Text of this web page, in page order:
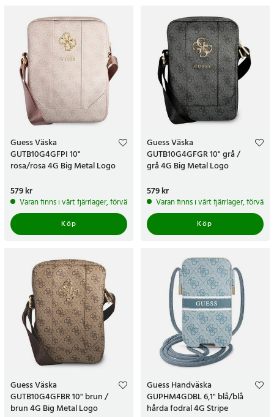
Guess Väska
GUTB10G4GFPI 10"
rosa/rosa 4G Big Metal Logo
Pris:579 kr
579 kr
Varan finns i vårt fjärrlager, förväntas skickas inom 5-7 arbetsdagar
Köp
Guess Väska
GUTB10G4GFGR 10" grå /
grå 4G Big Metal Logo
Pris:579 kr
579 kr
Varan finns i vårt fjärrlager,
Köp
Guess Väska
GUTB10G4GFBR 10" brun /
brun 4G Big Metal Logo
Guess Handväska
GUPHM4GDBL 6,1" blå/blå
hårda fodral 4G Stripe